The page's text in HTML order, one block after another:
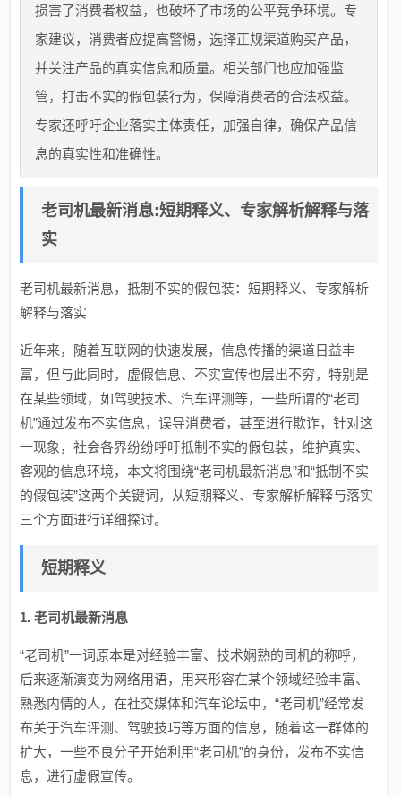
损害了消费者权益，也破坏了市场的公平竞争环境。专
家建议，消费者应提高警惕，选择正规渠道购买产品，
并关注产品的真实信息和质量。相关部门也应加强监
管，打击不实的假包装行为，保障消费者的合法权益。
专家还呼吁企业落实主体责任，加强自律，确保产品信
息的真实性和准确性。
老司机最新消息:短期释义、专家解析解释与落
实​
老司机最新消息，抵制不实的假包装：短期释义、专家解析
解释与落实
近年来，随着互联网的快速发展，信息传播的渠道日益丰
富，但与此同时，虚假信息、不实宣传也层出不穷，特别是
在某些领域，如驾驶技术、汽车评测等，一些所谓的“老司
机”通过发布不实信息，误导消费者，甚至进行欺诈，针对这
一现象，社会各界纷纷呼吁抵制不实的假包装，维护真实、
客观的信息环境，本文将围绕“老司机最新消息”和“抵制不实
的假包装”这两个关键词，从短期释义、专家解析解释与落实
三个方面进行详细探讨。
短期释义
1. 老司机最新消息
“老司机”一词原本是对经验丰富、技术娴熟的司机的称呼，
后来逐渐演变为网络用语，用来形容在某个领域经验丰富、
熟悉内情的人，在社交媒体和汽车论坛中，“老司机”经常发
布关于汽车评测、驾驶技巧等方面的信息，随着这一群体的
扩大，一些不良分子开始利用“老司机”的身份，发布不实信
息，进行虚假宣传。